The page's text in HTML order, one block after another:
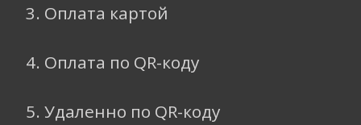
3. Оплата картой
4. Оплата по QR-коду
5. Удаленно по QR-коду